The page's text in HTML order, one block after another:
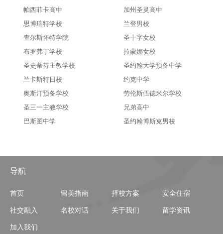
帕西菲卡高中
加州圣灵高中
思博瑞特学校
兰登男校
查尔斯怀特学院
圣十字女校
布罗弗丁学校
拉蒙娜女校
圣史蒂芬主教学校
圣约翰大学预备中学
兰卡斯特日校
约克中学
奥斯汀预备学校
劳伦斯伍德米尔学校
圣三一主教学校
兄弟高中
巴斯图中学
圣约翰博斯克男校
导航
首页 留美指南 择校方案 安全住宿
社交融入 名校对话 关于我们 留学资讯
加入我们